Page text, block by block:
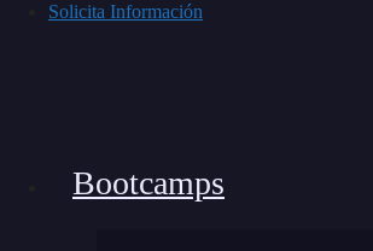
Solicita Información
Bootcamps